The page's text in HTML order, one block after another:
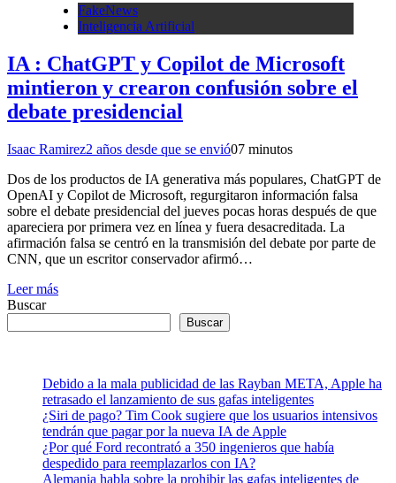
FakeNews
Inteligencia Artificial
IA : ChatGPT y Copilot de Microsoft
mintieron y crearon confusión sobre el
debate presidencial
Isaac Ramirez2 años desde que se envió07 minutos
Dos de los productos de IA generativa más populares, ChatGPT de
OpenAI y Copilot de Microsoft, regurgitaron información falsa
sobre el debate presidencial del jueves pocas horas después de que
apareciera por primera vez en línea y fuera desacreditada. La
afirmación falsa se centró en la transmisión del debate por parte de
CNN, que un escritor conservador afirmó…
Leer más
Buscar
Buscar
Debido a la mala publicidad de las Rayban META, Apple ha
retrasado el lanzamiento de sus gafas inteligentes
¿Siri de pago? Tim Cook sugiere que los usuarios intensivos
tendrán que pagar por la nueva IA de Apple
¿Por qué Ford recontrató a 350 ingenieros que había
despedido para reemplazarlos con IA?
Alemania habla sobre la prohibir las gafas inteligentes de